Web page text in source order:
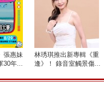
張惠妹
30年...
林琇琪推出新專輯《重
逢》！ 錄音室觸景傷...